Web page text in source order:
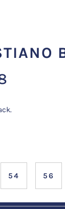
54 56